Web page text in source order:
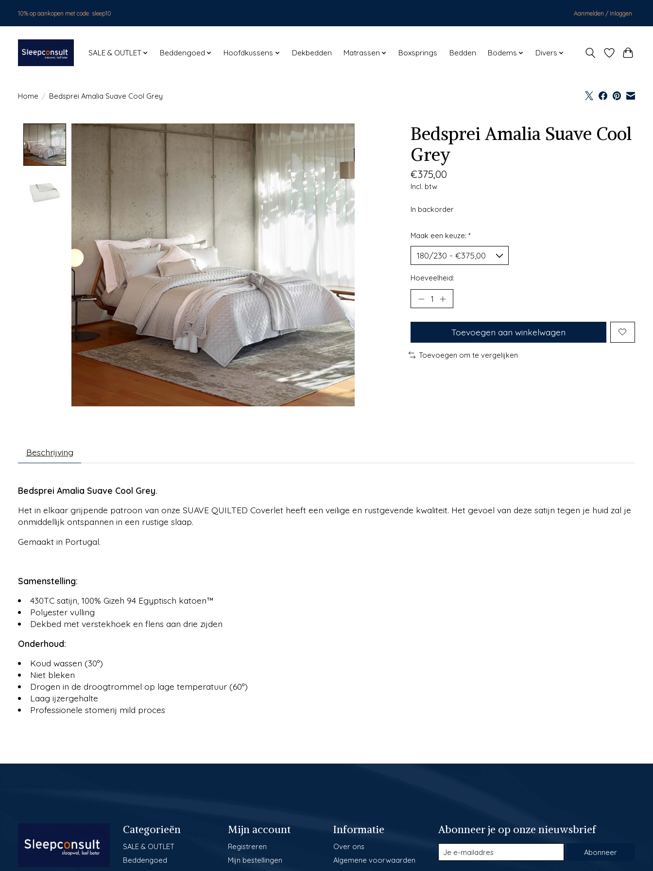
10% op aankopen met code: sleep10 Aanmelden / Inloggen
SALE & OUTLET Beddengoed Hoofdkussens Dekbedden Matrassen Boxsprings Bedden Bodems Divers
Home / Bedsprei Amalia Suave Cool Grey
Product image slideshow Items
Bedsprei Amalia Suave Cool
Grey
€375,00
Incl. btw
In backorder
Maak een keuze:*
Hoeveelheid:
Toevoegen aan winkelwagen
Toevoegen om te vergelijken
Beschrijving
Bedsprei Amalia Suave Cool Grey.
Het in elkaar grijpende patroon van onze SUAVE QUILTED Coverlet heeft een veilige en rustgevende kwaliteit. Het gevoel van deze satijn tegen je huid zal je
onmiddellijk ontspannen in een rustige slaap.
Gemaakt in Portugal.
Samenstelling:
430TC satijn, 100% Gizeh 94 Egyptisch katoen™
Polyester vulling
Dekbed met verstekhoek en flens aan drie zijden
Onderhoud:
Koud wassen (30º)
Niet bleken
Drogen in de droogtrommel op lage temperatuur (60º)
Laag ijzergehalte
Professionele stomerij mild proces
Categorieën
SALE & OUTLET
Beddengoed
Mijn account
Registreren
Mijn bestellingen
Informatie
Over ons
Algemene voorwaarden
Abonneer je op onze nieuwsbrief
Abonneer